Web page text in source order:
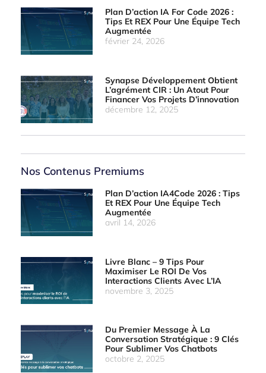
Plan D’action IA For Code 2026 :
Tips Et REX Pour Une Équipe Tech
Augmentée
février 24, 2026
Synapse Développement Obtient
L’agrément CIR : Un Atout Pour
Financer Vos Projets D’innovation
décembre 12, 2025
Nos Contenus Premiums
Plan D’action IA4Code 2026 : Tips
Et REX Pour Une Équipe Tech
Augmentée
avril 14, 2026
Livre Blanc – 9 Tips Pour
Maximiser Le ROI De Vos
Interactions Clients Avec L’IA
novembre 3, 2025
Du Premier Message À La
Conversation Stratégique : 9 Clés
Pour Sublimer Vos Chatbots
octobre 2, 2025